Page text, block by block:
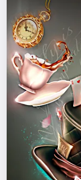
Экскурсии
Спорт
События
Города
Площадки
Артисты
Рейтинги